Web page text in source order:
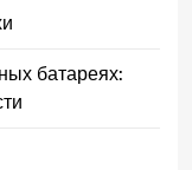
батареях: